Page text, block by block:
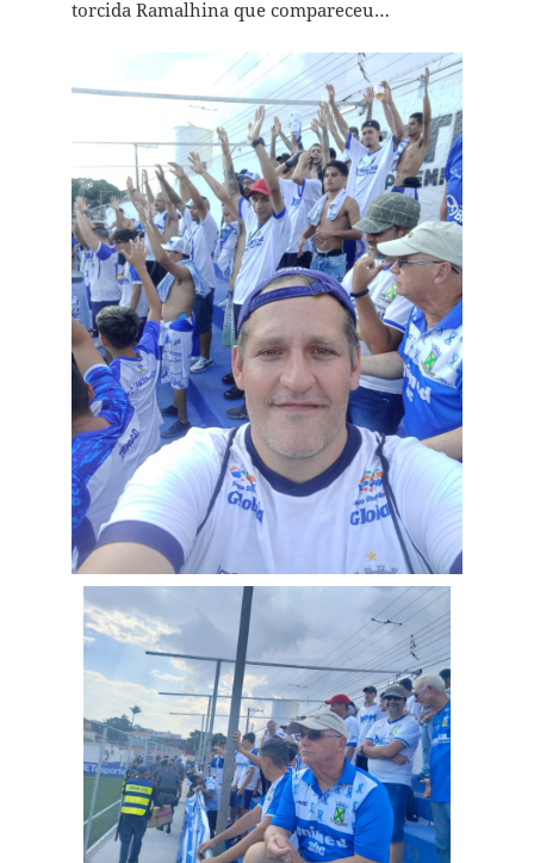
torcida Ramalhina que compareceu…